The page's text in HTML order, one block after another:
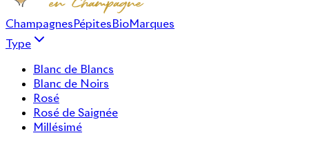
ChampagnesPépitesBioMarques
Type
Blanc de Blancs
Blanc de Noirs
Rosé
Rosé de Saignée
Millésimé